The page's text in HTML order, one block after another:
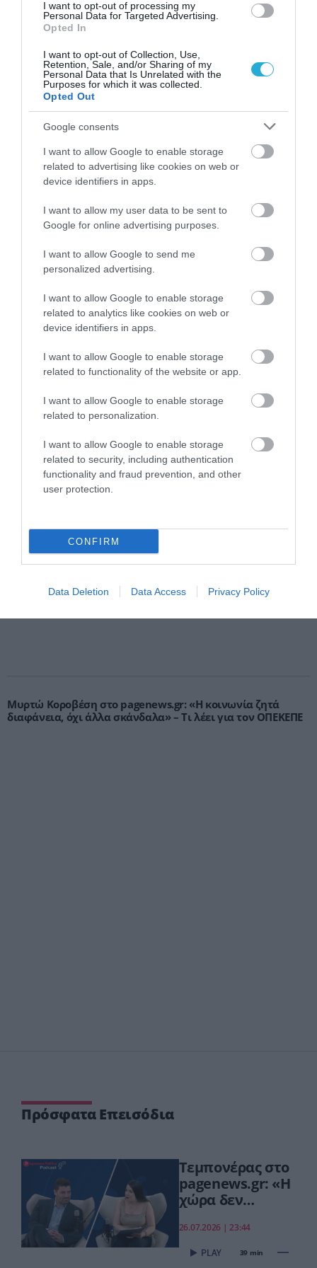
I want to opt-out of processing my
Personal Data for Targeted Advertising.
Opted In
I want to opt-out of Collection, Use,
Retention, Sale, and/or Sharing of my
Personal Data that Is Unrelated with the
Purposes for which it was collected.
Opted Out
Google consents
I want to allow Google to enable storage
related to advertising like cookies on web or
device identifiers in apps.
I want to allow my user data to be sent to
Google for online advertising purposes.
I want to allow Google to send me
personalized advertising.
I want to allow Google to enable storage
related to analytics like cookies on web or
device identifiers in apps.
I want to allow Google to enable storage
related to functionality of the website or app.
I want to allow Google to enable storage
related to personalization.
I want to allow Google to enable storage
related to security, including authentication
functionality and fraud prevention, and other
user protection.
CONFIRM
Data Deletion Data Access Privacy Policy
Πάρος: Κλειστό σήμερα το beach bar όπου
πνίγηκε ο 4χρονος – Το χρονικό της
ΙΩΑΝΝΑ ΠΥΛΟΥΔΗ
09.08.2026 | 11:15
Σύλληψη στο Παλαιό Φάληρο: Η δράση
των ομάδων “Πίτμπουλ” & “Μπουλντόγκ”
του “Έντικ”
09.08.2026 | 10:35
Φωτιές: Πορτοκαλί συναγερμός σήμερα σε
Αττική και πέντε περιοχές
ΙΩΑΝΝΑ ΠΥΛΟΥΔΗ
09.08.2026 | 10:14
PODCASTS
Μπαλατσούκας pagenews.gr:«Η κυβέρνηση θυμάται τους
πυροσβέστες όταν τους λέει ήρωες–όχι όταν ζητούν
στήριξη»
Συνταγματική Αναθεώρηση και φορτώνει ευθύνες στη
Μυρτώ Κοροβέση στο pagenews.gr: «Η κοινωνία ζητά
διαφάνεια, όχι άλλα σκάνδαλα» – Τι λέει για τον ΟΠΕΚΕΠΕ
Πρόσφατα Επεισόδια
Τεμπονέρας στο
pagenews.gr: «Η
χώρα δεν
χαμένη
επταετία»–Τι
26.07.2026 | 23:44
39 min